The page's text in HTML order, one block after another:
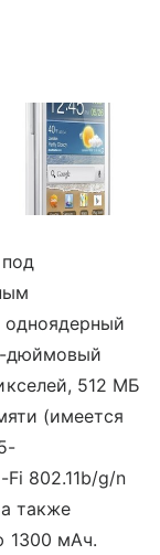
одноядерный
дюймовый
512 МБ
(имеется
802.11b/g/n
также
1300 мАч.